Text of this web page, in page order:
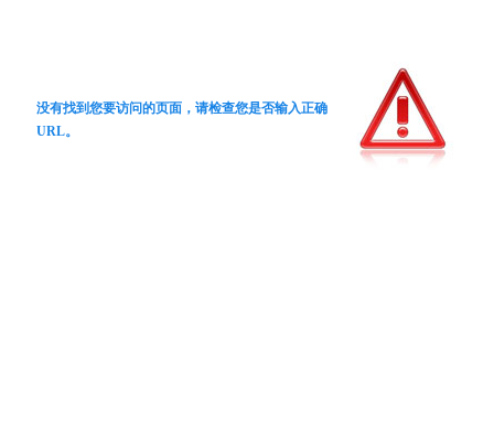
没有找到您要访问的页面，请检查您是否输入正确
URL。